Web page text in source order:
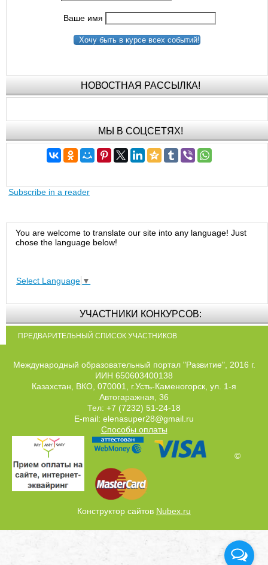
Ваше имя
Хочу быть в курсе всех событий!
НОВОСТНАЯ РАССЫЛКА!
МЫ В СОЦСЕТЯХ!
Subscribe in a reader
You are welcome to translate our site into any language! Just
chose the language below!
Select Language ▼
УЧАСТНИКИ КОНКУРСОВ:
ПРЕДВАРИТЕЛЬНЫЙ СПИСОК УЧАСТНИКОВ
Международный образовательный портал "Развитие", 2016 г.
ИИН 650603400138
Казахстан, ВКО, 070001, г.Усть-Каменогорск, ул. 1-я
Автогаражная, 36
Тел: +7 (7232) 51-24-18
E-mail: elenasuper28@gmail.ru
Способы оплаты
©
Конструктор сайтов Nubex.ru